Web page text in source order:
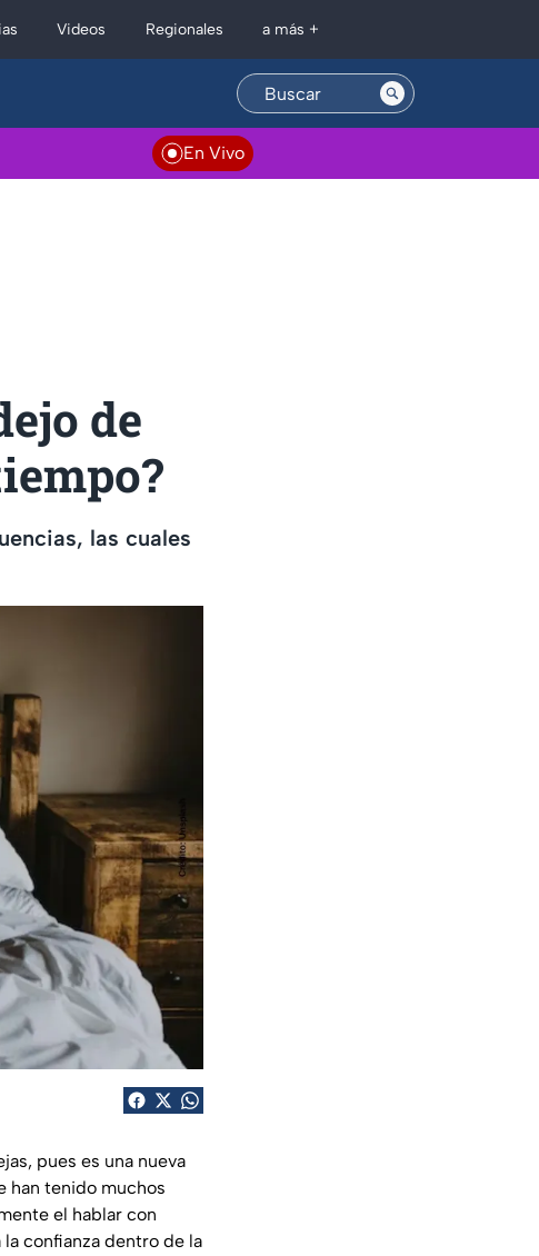
Videos Regionales a más +
En Vivo
de
las cuales
pues es una nueva
han tenido muchos
el hablar con
confianza dentro de la